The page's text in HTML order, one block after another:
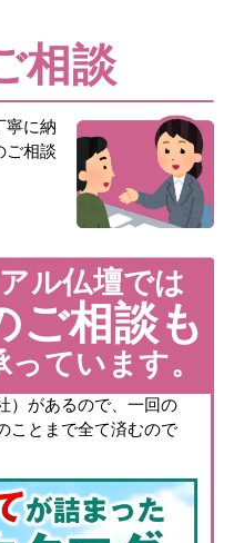
相談
寧に納
ご相談
ル仏壇では
ご相談も
っています。
）があるので、一回の
ことまで全て済むので